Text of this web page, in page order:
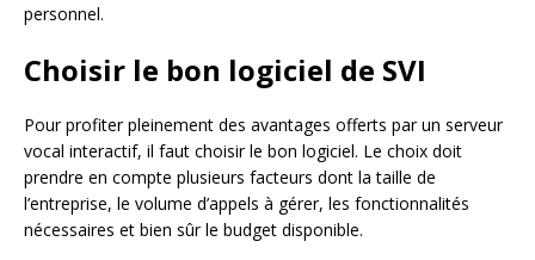
personnel.
Choisir le bon logiciel de SVI
Pour profiter pleinement des avantages offerts par un serveur
vocal interactif, il faut choisir le bon logiciel. Le choix doit
prendre en compte plusieurs facteurs dont la taille de
l’entreprise, le volume d’appels à gérer, les fonctionnalités
nécessaires et bien sûr le budget disponible.